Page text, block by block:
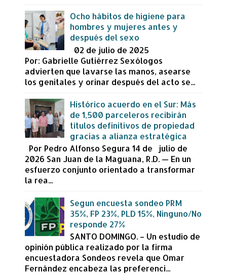
Ocho hábitos de higiene para
hombres y mujeres antes y
después del sexo
02 de julio de 2025
Por: Gabrielle Gutiérrez Sexólogos
advierten que lavarse las manos, asearse
los genitales y orinar después del acto se...
Histórico acuerdo en el Sur: Más
de 1,500 parceleros recibirán
títulos definitivos de propiedad
gracias a alianza estratégica
Por Pedro Alfonso Segura 14 de julio de
2026 San Juan de la Maguana, R.D. — En un
esfuerzo conjunto orientado a transformar
la rea...
Segun encuesta sondeo PRM
35%, FP 23%, PLD 15%, Ninguno/No
responde 27%
SANTO DOMINGO. – Un estudio de
opinión pública realizado por la firma
encuestadora Sondeos revela que Omar
Fernández encabeza las preferenci...